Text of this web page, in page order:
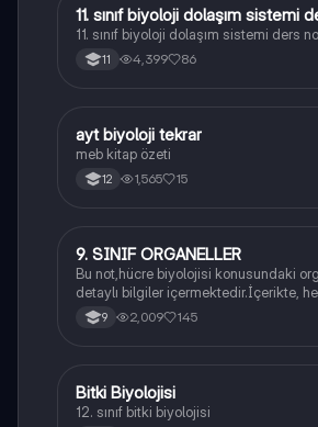
Biyoloji
11. sınıf biyoloji dolaşım sistemi
11. sınıf biyoloji dolaşım sistemi ders
11 4,399 86
Biyoloji
ayt biyoloji tekrar
meb kitap özeti
12 1,565 15
Biyoloji
9. SINIF ORGANELLER
Bu not,hücre biyolojisi konusundaki
detaylı bilgiler içermektedir.İçerikte,
yapısı,fonksiyonları ve hücre içindeki
açıklanmaktadır.
9 2,009 145
Biyoloji
Bitki Biyolojisi
12. sınıf bitki biyolojisi